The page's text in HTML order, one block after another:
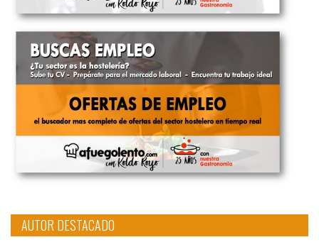
AUTOR DESTACADO